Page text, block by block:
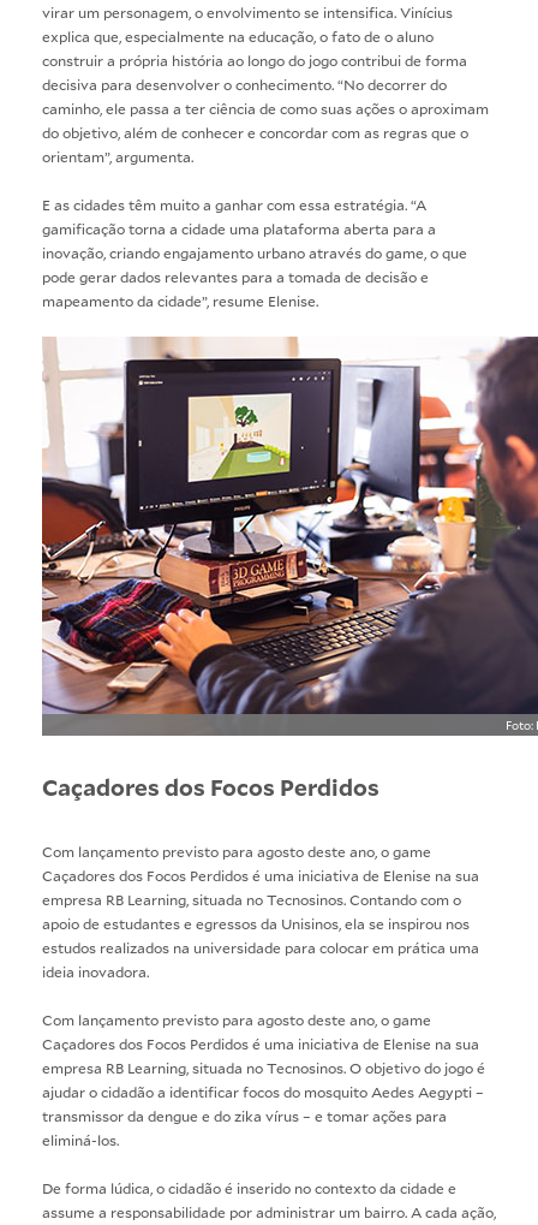
virar um personagem, o envolvimento se intensifica. Vinícius
explica que, especialmente na educação, o fato de o aluno
construir a própria história ao longo do jogo contribui de forma
decisiva para desenvolver o conhecimento. “No decorrer do
caminho, ele passa a ter ciência de como suas ações o aproximam
do objetivo, além de conhecer e concordar com as regras que o
orientam”, argumenta.
E as cidades têm muito a ganhar com essa estratégia. “A
gamificação torna a cidade uma plataforma aberta para a
inovação, criando engajamento urbano através do game, o que
pode gerar dados relevantes para a tomada de decisão e
mapeamento da cidade”, resume Elenise.
Foto:
Caçadores dos Focos Perdidos
Com lançamento previsto para agosto deste ano, o game
Caçadores dos Focos Perdidos é uma iniciativa de Elenise na sua
empresa RB Learning, situada no Tecnosinos. Contando com o
apoio de estudantes e egressos da Unisinos, ela se inspirou nos
estudos realizados na universidade para colocar em prática uma
ideia inovadora.
Com lançamento previsto para agosto deste ano, o game
Caçadores dos Focos Perdidos é uma iniciativa de Elenise na sua
empresa RB Learning, situada no Tecnosinos. O objetivo do jogo é
ajudar o cidadão a identificar focos do mosquito Aedes Aegypti –
transmissor da dengue e do zika vírus – e tomar ações para
eliminá-los.
De forma lúdica, o cidadão é inserido no contexto da cidade e
assume a responsabilidade por administrar um bairro. A cada ação,